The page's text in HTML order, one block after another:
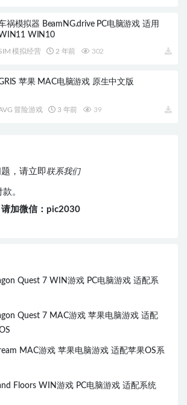
祸模拟器 BeamNG.drive PC电脑游戏 适用
WIN10
模拟经营 2 年前 302
苹果 MAC电脑游戏 原生中文版
冒险游戏 3 年前 39
，请立即联系我们
。
加微信：pic2030
Quest 7 WIN游戏 PC电脑游戏 适配系
Quest 7 MAC游戏 苹果电脑游戏 适配
MAC游戏 苹果电脑游戏 适配苹果OS系
Floors WIN游戏 PC电脑游戏 适配系统